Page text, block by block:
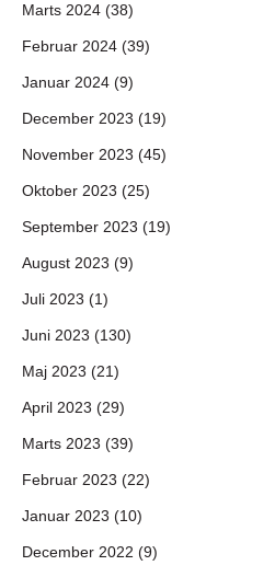
Marts 2024 (38)
Februar 2024 (39)
Januar 2024 (9)
December 2023 (19)
November 2023 (45)
Oktober 2023 (25)
September 2023 (19)
August 2023 (9)
Juli 2023 (1)
Juni 2023 (130)
Maj 2023 (21)
April 2023 (29)
Marts 2023 (39)
Februar 2023 (22)
Januar 2023 (10)
December 2022 (9)